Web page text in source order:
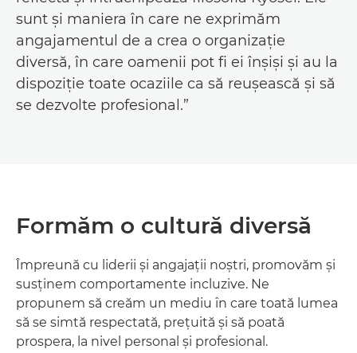
sunt şi maniera în care ne exprimăm
angajamentul de a crea o organizaţie
diversă, în care oamenii pot fi ei înşişi şi au la
dispoziţie toate ocaziile ca să reuşească şi să
se dezvolte profesional.”
Formăm o cultură diversă
Împreună cu liderii şi angajaţii noştri, promovăm şi
susţinem comportamente incluzive. Ne
propunem să creăm un mediu în care toată lumea
să se simtă respectată, preţuită şi să poată
prospera, la nivel personal şi profesional.